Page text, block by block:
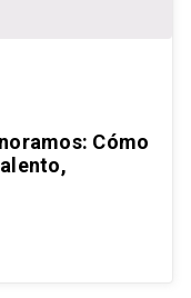
Cómo